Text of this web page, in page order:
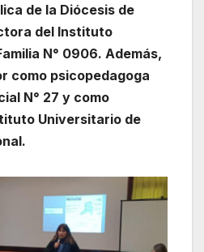
de la Diócesis de
del Instituto
N° 0906. Además,
como psicopedagoga
N° 27 y como
Universitario de